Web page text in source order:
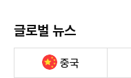
글로벌 뉴스
중국